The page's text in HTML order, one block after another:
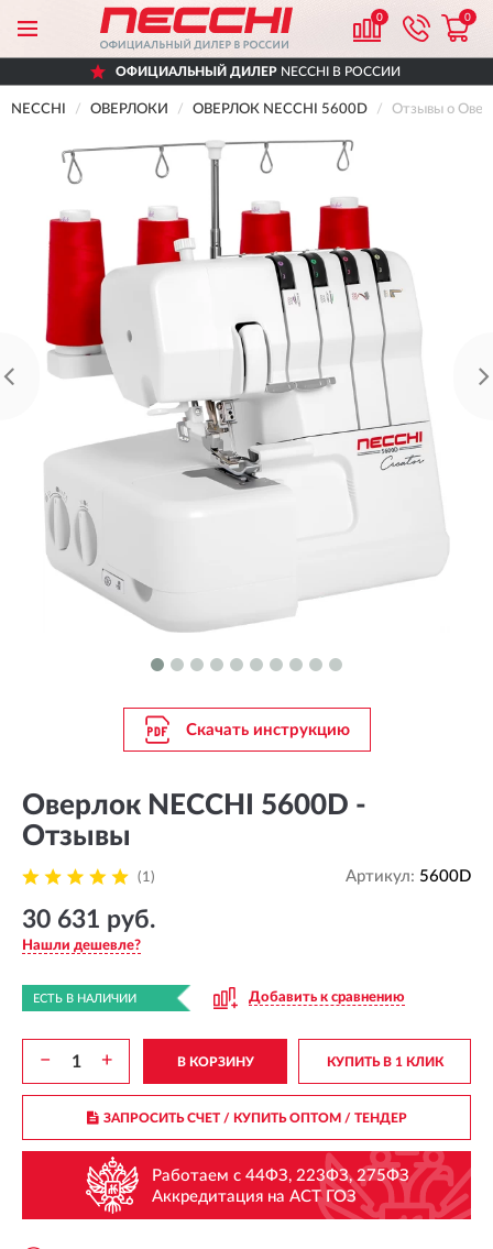
0 0
ОФИЦИАЛЬНЫЙ ДИЛЕР NECCHI В РОССИИ
NECCHI ОВЕРЛОКИ ОВЕРЛОК NECCHI 5600D Отзывы о
Скачать инструкцию
Оверлок NECCHI 5600D -
Отзывы
(1) Артикул: 5600D
30 631 руб.
Нашли дешевле?
ЕСТЬ В НАЛИЧИИ Добавить к сравнению
− + В КОРЗИНУ КУПИТЬ В 1 КЛИК
ЗАПРОСИТЬ СЧЕТ / КУПИТЬ ОПТОМ/ ТЕНДЕР
Работаем с 44ФЗ, 223ФЗ, 275ФЗ
Аккредитация на АСТ ГОЗ